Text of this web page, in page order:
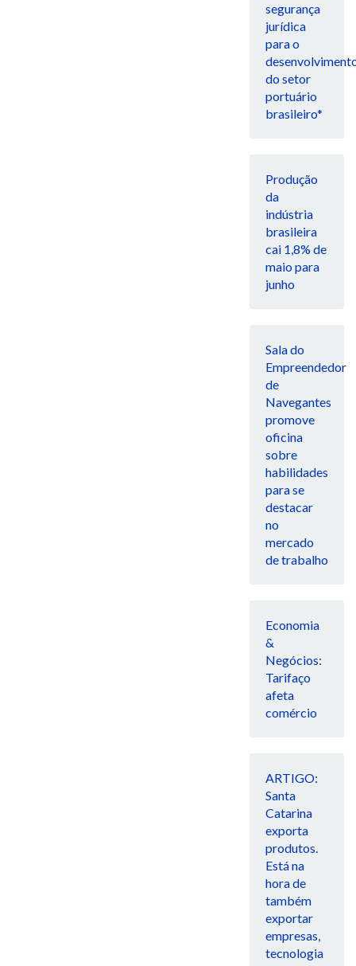
segurança
jurídica
para o
do setor
portuário
brasileiro*
Produção
da
indústria
brasileira
cai 1,8% de
maio para
junho
Sala do
Empreendedor
de
Navegantes
promove
oficina
sobre
habilidades
para se
destacar
no
mercado
de trabalho
Economia
&
Negócios:
Tarifaço
afeta
comércio
ARTIGO:
Santa
Catarina
exporta
produtos.
Está na
hora de
também
exportar
empresas,
tecnologia